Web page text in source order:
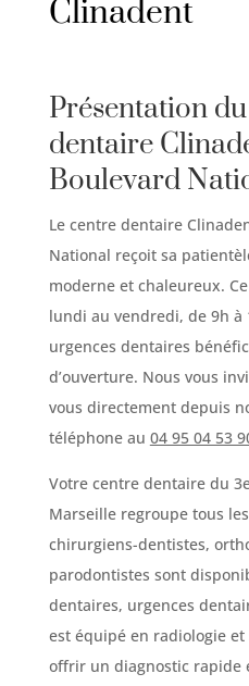
Clinadent
Présentation
dentaire
Boulevard
Le centre dentaire
National reçoit sa
moderne et chaleureux.
lundi au vendredi, de 9h à
urgences dentaires
d’ouverture. Nous vous
vous directement depuis
téléphone au 04 95 04 53
Votre centre dentaire du
Marseille regroupe tous
chirurgiens-dentistes,
parodontistes sont
dentaires, urgences
est équipé en radiologie
offrir un diagnostic rapide